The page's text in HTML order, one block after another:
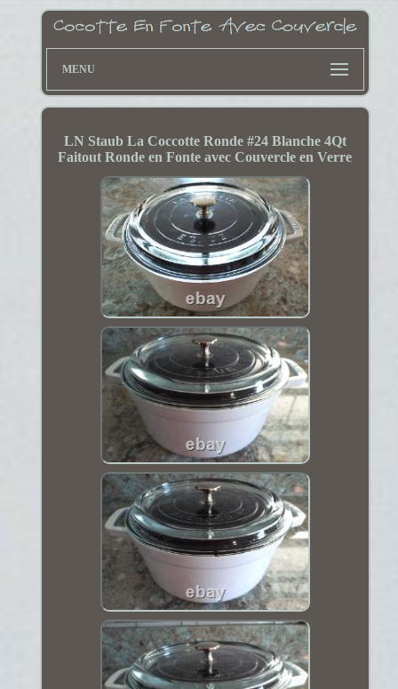
MENU
LN Staub La Coccotte Ronde #24 Blanche 4Qt
Faitout Ronde en Fonte avec Couvercle en Verre